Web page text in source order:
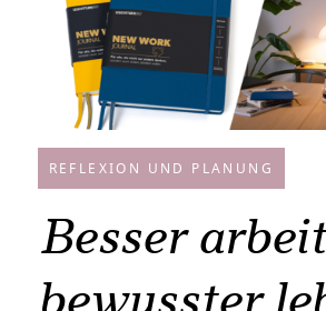
REFLEXION UND PLANUNG
Besser